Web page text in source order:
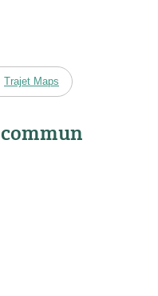
Trajet Maps